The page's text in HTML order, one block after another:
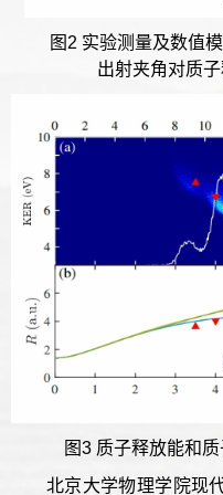
图2 实验测量及数值
出射夹角对质
图3 质子释放能和
北京大学物理学院现